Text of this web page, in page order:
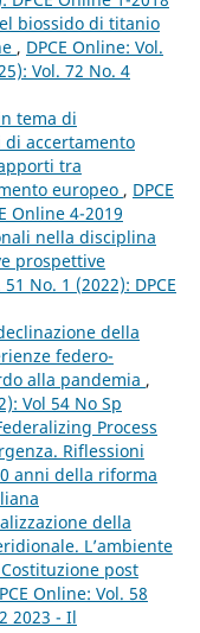
biossido di titanio
, DPCE Online: Vol.
Vol. 72 No. 4
tema di
accertamento
tra
europeo , DPCE
Online 4-2019
nella disciplina
prospettive
No. 1 (2022): DPCE
della
federo-
alla pandemia ,
Vol 54 No Sp
Process
Riflessioni
anni della riforma
della
L’ambiente
post
Online: Vol. 58
2023 - Il